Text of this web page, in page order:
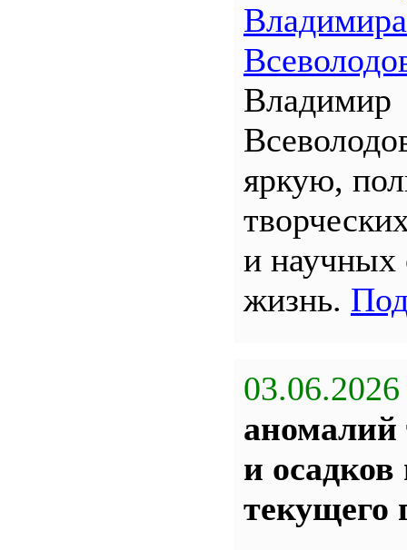
Владимира
Владимир
яркую,
и научных
жизнь.
03.06.2026
аномалий
и
текущего